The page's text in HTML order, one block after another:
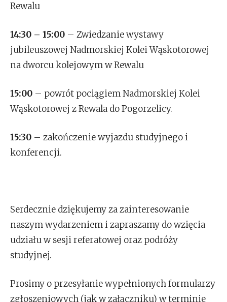
Rewalu
14:30 – 15:00 – Zwiedzanie wystawy
jubileuszowej Nadmorskiej Kolei Wąskotorowej
na dworcu kolejowym w Rewalu
15:00 – powrót pociągiem Nadmorskiej Kolei
Wąskotorowej z Rewala do Pogorzelicy.
15:30 – zakończenie wyjazdu studyjnego i
konferencji.
Serdecznie dziękujemy za zainteresowanie
naszym wydarzeniem i zapraszamy do wzięcia
udziału w sesji referatowej oraz podróży
studyjnej.
Prosimy o przesyłanie wypełnionych formularzy
zgłoszeniowych (jak w załączniku) w terminie